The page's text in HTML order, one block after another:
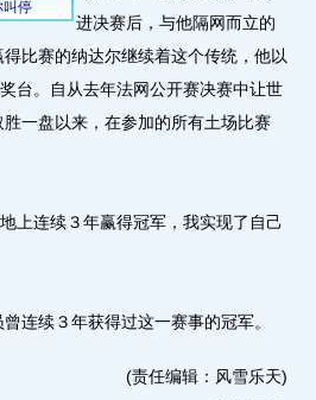
进决赛后，与他隔网而立的
比赛的纳达尔继续着这个传统，他以
台。自从去年法网公开赛决赛中让世
胜一盘以来，在参加的所有土场比赛
连续３年赢得冠军，我实现了自己
续３年获得过这一赛事的冠军。
(责任编辑：风雪乐天)